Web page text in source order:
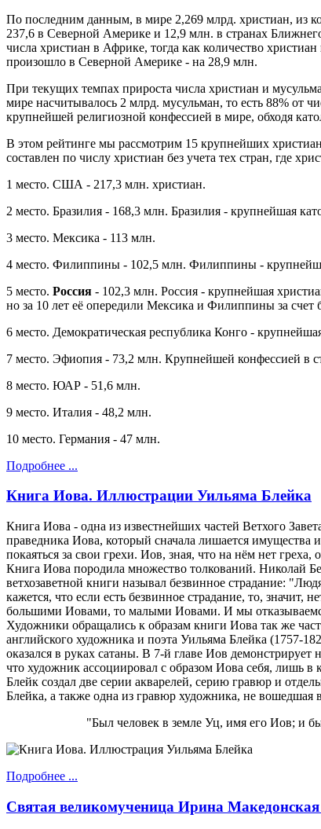
По последним данным, в мире 2,269 млрд. христиан, из
237,6 в Северной Америке и 12,9 млн. в странах
числа христиан в Африке, тогда как количество
произошло в Северной Америке - на 28,9 млн.
При текущих темпах прироста числа христиан и
мире насчитывалось 2 млрд. мусульман, то есть 88% от
крупнейшей религиозной конфессией в мире, обходя
В этом рейтинге мы рассмотрим 15 крупнейших
составлен по числу христиан без учета тех стран, где
1 место. США - 217,3 млн. христиан.
2 место. Бразилия - 168,3 млн. Бразилия - крупнейшая
3 место. Мексика - 113 млн.
4 место. Филиппины - 102,5 млн. Филиппины -
5 место. Россия - 102,3 млн. Россия - крупнейшая
но за 10 лет её опередили Мексика и Филиппины за счет
6 место. Демократическая республика Конго -
7 место. Эфиопия - 73,2 млн. Крупнейшей конфессией в
8 место. ЮАР - 51,6 млн.
9 место. Италия - 48,2 млн.
10 место. Германия - 47 млн.
Подробнее ...
Книга Иова. Иллюстрации Уильяма Блейка
Книга Иова - одна из известнейших частей Ветхого
праведника Иова, который сначала лишается имущества
покаяться за свои грехи. Иов, зная, что на нём нет греха,
Книга Иова породила множество толкований. Николай
ветхозаветной книги называл безвинное страдание:
кажется, что если есть безвинное страдание, то,
большими Иовами, то малыми Иовами. И мы
Художники обращались к образам книги Иова так же
английского художника и поэта Уильяма Блейка (1757-
оказался в руках сатаны. В 7-й главе Иов
что художник ассоциировал с образом Иова себя, лишь
Блейк создал две серии акварелей, серию гравюр и
Блейка, а также одна из гравюр художника, не
"Был человек в земле Уц, имя его Иов; и
Подробнее ...
Святая великомученица Ирина